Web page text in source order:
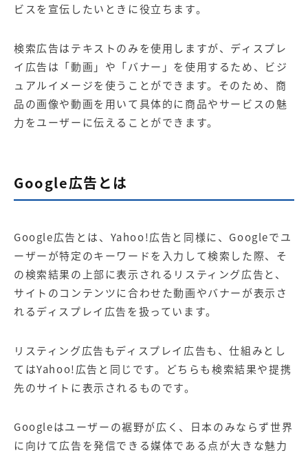
ビスを宣伝したいときに役立ちます。
検索広告はテキストのみを使用しますが、ディスプレ
イ広告は「動画」や「バナー」を使用するため、ビジ
ュアルイメージを使うことができます。そのため、商
品の画像や動画を用いて具体的に商品やサービスの魅
力をユーザーに伝えることができます。
Google広告とは
Google広告とは、Yahoo!広告と同様に、Googleでユ
ーザーが特定のキーワードを入力して検索した際、そ
の検索結果の上部に表示されるリスティング広告と、
サイトのコンテンツに合わせた動画やバナーが表示さ
れるディスプレイ広告を扱っています。
リスティング広告もディスプレイ広告も、仕組みとし
てはYahoo!広告と同じです。どちらも検索結果や提携
先のサイトに表示されるものです。
Googleはユーザーの裾野が広く、日本のみならず世界
に向けて広告を発信できる媒体である点が大きな魅力